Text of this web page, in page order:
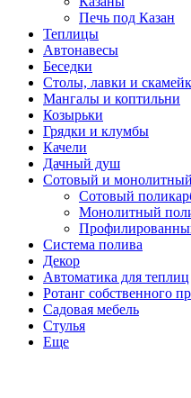
Печь под Казан
Теплицы
Автонавесы
Беседки
Столы, лавки и
Мангалы и коптильни
Козырьки
Грядки и клумбы
Качели
Дачный душ
Сотовый и
Сотовый
Монолитный
Система полива
Декор
Автоматика для теплиц
Ротанг собственного
Садовая мебель
Стулья
Еще